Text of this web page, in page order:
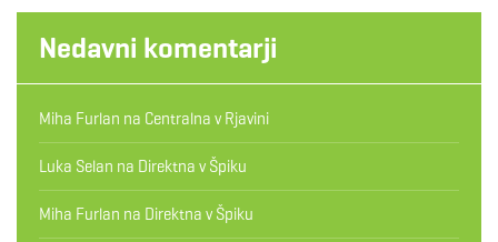
Nedavni komentarji
Miha Furlan na Centralna v Rjavini
Luka Selan na Direktna v Špiku
Miha Furlan na Direktna v Špiku